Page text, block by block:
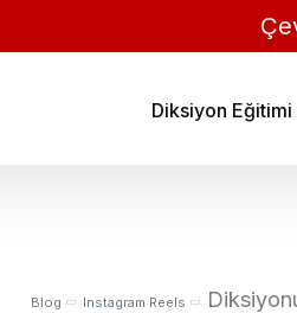
Diksiyon Eğitimi
Blog Instagram Reels